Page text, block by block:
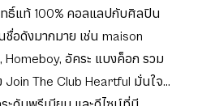
ธิ์แท้ 100% คอลแลปกับศิลปิน
Homeboy, อัคระ แบงค็อก รวม
The Club Heartful มั่นใจ